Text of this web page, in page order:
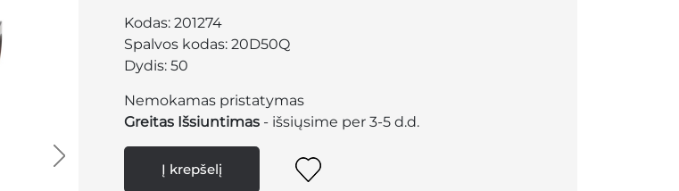
Kodas: 201274
Spalvos kodas: 20D50Q
Dydis: 50
Nemokamas pristatymas
Greitas Išsiuntimas - išsiųsime per 3-5 d.d.
Į krepšelį